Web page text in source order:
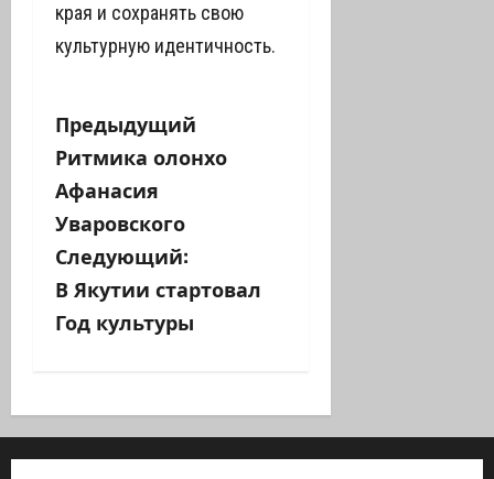
края и сохранять свою
культурную идентичность.
Н
а
в
и
г
ц
и
Предыдущий
Ритмика олонхо
Афанасия
Уваровского
Следующий:
В Якутии стартовал
Год культуры